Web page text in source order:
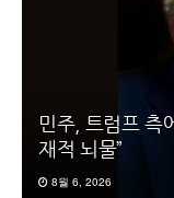
민주, 트럼프 측
재적 뇌물”
8월 6, 2026